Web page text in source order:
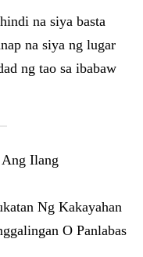
na siya basta
na siya ng lugar
ng tao sa ibabaw
Ilang
Ng Kakayahan
O Panlabas